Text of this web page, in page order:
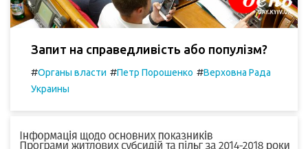
Запит на справедливість або популізм?
#Органы власти #Петр Порошенко #Верховна Рада
Украины